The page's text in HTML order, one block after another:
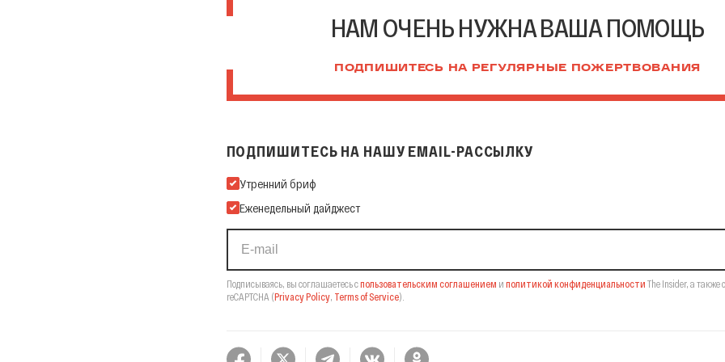
НАМ ОЧЕНЬ НУЖНА ВАША ПОМОЩЬ
ПОДПИШИТЕСЬ НА РЕГУЛЯРНЫЕ ПОЖЕРТВОВАНИЯ
ПОДПИШИТЕСЬ НА НАШУ EMAIL-РАССЫЛКУ
Подпишитесь на нашу Email-рассылку
Утренний бриф
Еженедельный дайджест
Подписываясь, вы соглашаетесь спользовательским соглашением и политикой конфиденциальности The Insider, а также
reCAPTCHA (Privacy Policy, Terms of Service).